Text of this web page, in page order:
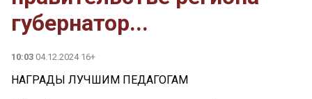
губернатор...
10:03 04.12.2024 16+
НАГРАДЫ ЛУЧШИМ ПЕДАГОГАМ